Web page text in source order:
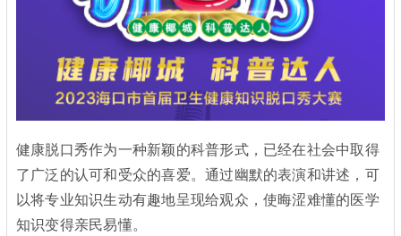
健康脱口秀作为一种新颖的科普形式，已经在社会中取得
了广泛的认可和受众的喜爱。通过幽默的表演和讲述，可
以将专业知识生动有趣地呈现给观众，使晦涩难懂的医学
知识变得亲民易懂。